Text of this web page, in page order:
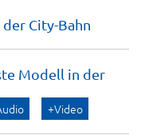
der City-Bahn
Modell in der
+Video